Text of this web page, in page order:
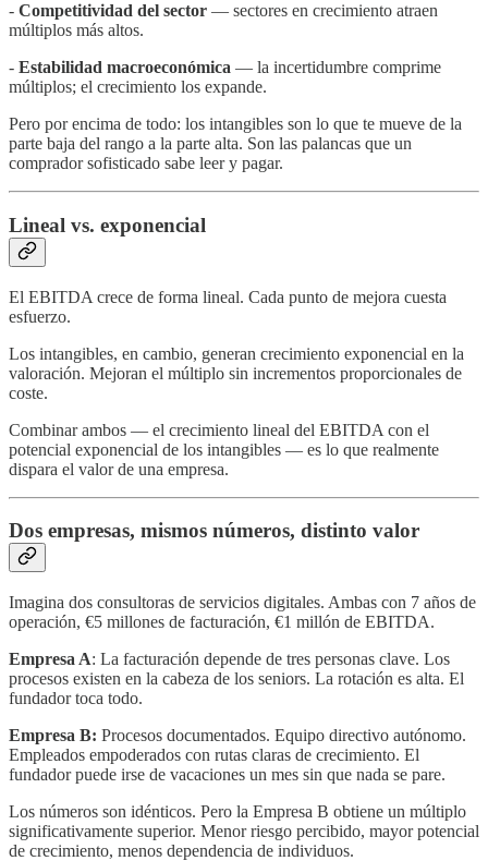
- Competitividad del sector — sectores en crecimiento atraen
múltiplos más altos.
- Estabilidad macroeconómica — la incertidumbre comprime
múltiplos; el crecimiento los expande.
Pero por encima de todo: los intangibles son lo que te mueve de la
parte baja del rango a la parte alta. Son las palancas que un
comprador sofisticado sabe leer y pagar.
Lineal vs. exponencial
El EBITDA crece de forma lineal. Cada punto de mejora cuesta
esfuerzo.
Los intangibles, en cambio, generan crecimiento exponencial en la
valoración. Mejoran el múltiplo sin incrementos proporcionales de
coste.
Combinar ambos — el crecimiento lineal del EBITDA con el
potencial exponencial de los intangibles — es lo que realmente
dispara el valor de una empresa.
Dos empresas, mismos números, distinto valor
Imagina dos consultoras de servicios digitales. Ambas con 7 años de
operación, €5 millones de facturación, €1 millón de EBITDA.
Empresa A: La facturación depende de tres personas clave. Los
procesos existen en la cabeza de los seniors. La rotación es alta. El
fundador toca todo.
Empresa B: Procesos documentados. Equipo directivo autónomo.
Empleados empoderados con rutas claras de crecimiento. El
fundador puede irse de vacaciones un mes sin que nada se pare.
Los números son idénticos. Pero la Empresa B obtiene un múltiplo
significativamente superior. Menor riesgo percibido, mayor potencial
de crecimiento, menos dependencia de individuos.